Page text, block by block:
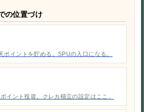
の位置づけ
ポイントを貯める。SPUの入口になる。
イント投資。クレカ積立の設定はここ。